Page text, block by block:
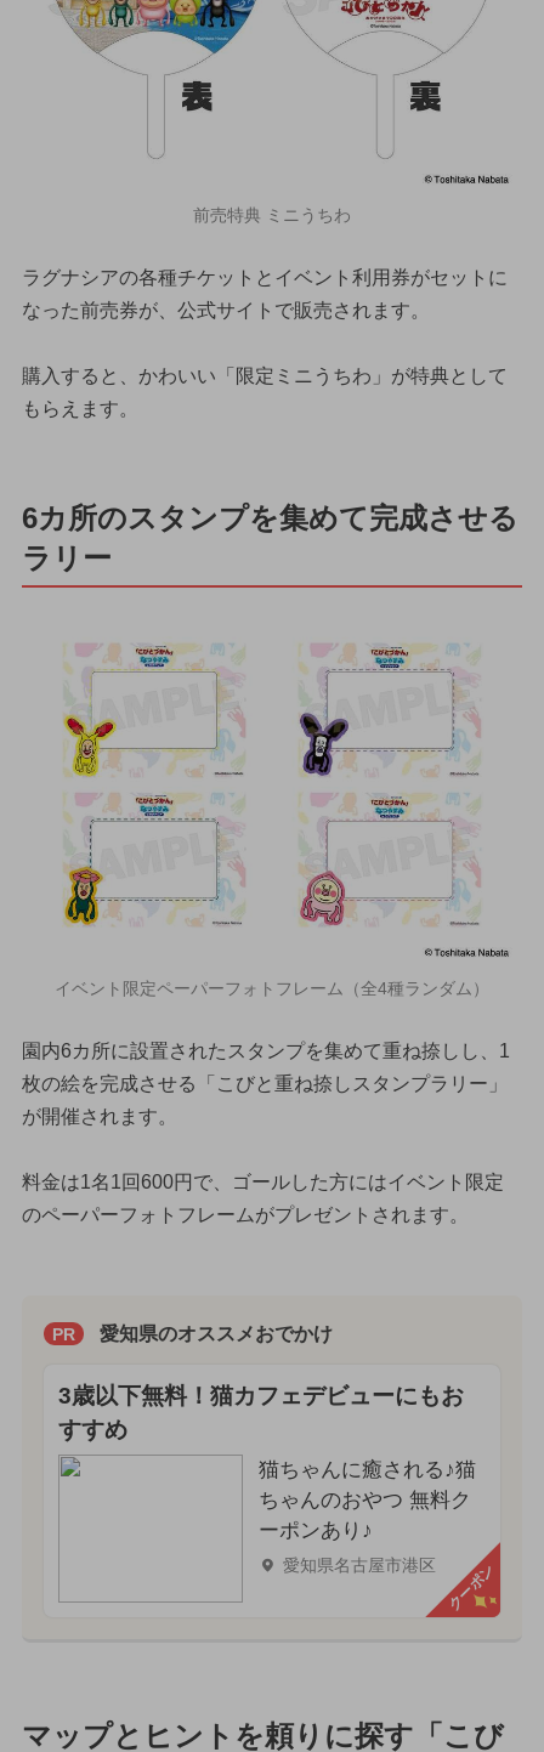
前売特典 ミニうちわ
ラグナシアの各種チケットとイベント利用券がセットに
なった前売券が、公式サイトで販売されます。
購入すると、かわいい「限定ミニうちわ」が特典として
もらえます。
6カ所のスタンプを集めて完成させる
ラリー
イベント限定ペーパーフォトフレーム（全4種ランダム）
園内6カ所に設置されたスタンプを集めて重ね捺しし、1
枚の絵を完成させる「こびと重ね捺しスタンプラリー」
が開催されます。
料金は1名1回600円で、ゴールした方にはイベント限定
のペーパーフォトフレームがプレゼントされます。
PR 愛知県のオススメおでかけ
3歳以下無料！猫カフェデビューにもお
すすめ
猫ちゃんに癒される♪猫
ちゃんのおやつ 無料ク
ーポンあり♪
愛知県名古屋市港区 クーポン
マップとヒントを頼りに探す「こび